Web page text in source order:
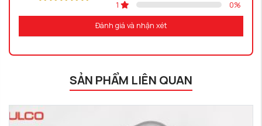
1
0%
Đánh giá và nhận xét
SẢN PHẨM LIÊN QUAN